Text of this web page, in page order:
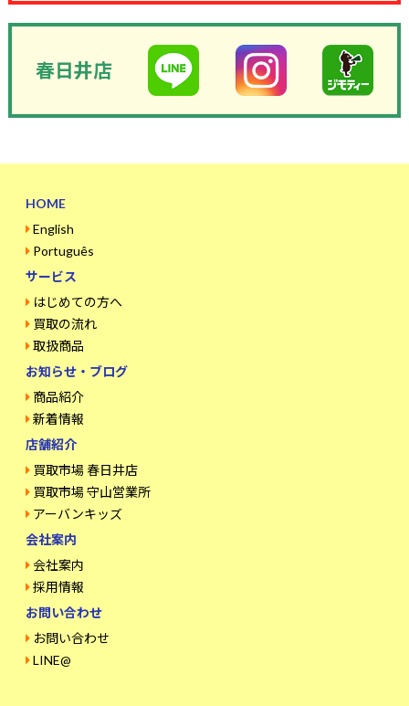
春日井店
HOME
English
Português
サービス
はじめての方へ
買取の流れ
取扱商品
お知らせ・ブログ
商品紹介
新着情報
店舗紹介
買取市場 春日井店
買取市場 守山営業所
アーバンキッズ
会社案内
会社案内
採用情報
お問い合わせ
お問い合わせ
LINE@